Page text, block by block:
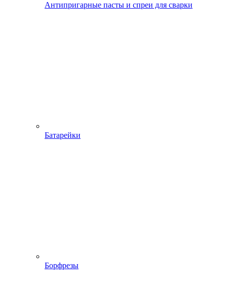
Антипригарные пасты и спреи для сварки
Батарейки
Борфрезы